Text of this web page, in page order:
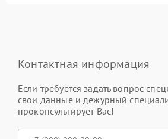
Контактная информация
Если требуется задать вопрос
свои данные и дежурный
проконсультирует Вас!